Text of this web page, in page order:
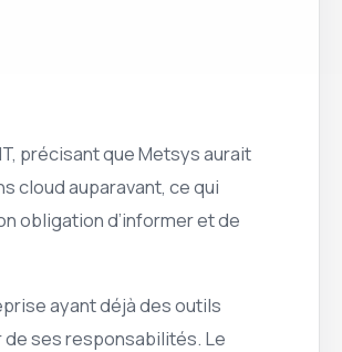
précisant que Metsys aurait
cloud auparavant, ce qui
obligation d’informer et de
ayant déjà des outils
ses responsabilités. Le